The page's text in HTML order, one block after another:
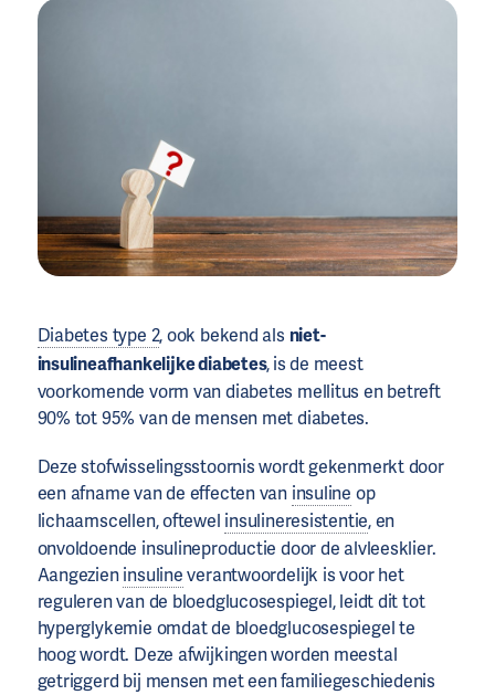
Diabetes type 2, ook bekend als niet-
insulineafhankelijke diabetes,is de meest
voorkomende vorm van diabetes mellitus en betreft
90% tot 95% van de mensen met diabetes.
Deze stofwisselingsstoornis wordt gekenmerkt door
een afname van de effecten van insuline op
lichaamscellen, oftewel insulineresistentie, en
onvoldoende insulineproductie door de alvleesklier.
Aangezieninsulineverantwoordelijk is voor het
reguleren van de bloedglucosespiegel, leidt dit tot
hyperglykemie omdat de bloedglucosespiegel te
hoog wordt. Deze afwijkingen worden meestal
getriggerd bij mensen met een familiegeschiedenis